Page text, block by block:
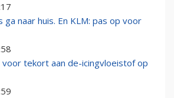
ga naar huis. En KLM: pas op voor
voor tekort aan de-icingvloeistof op